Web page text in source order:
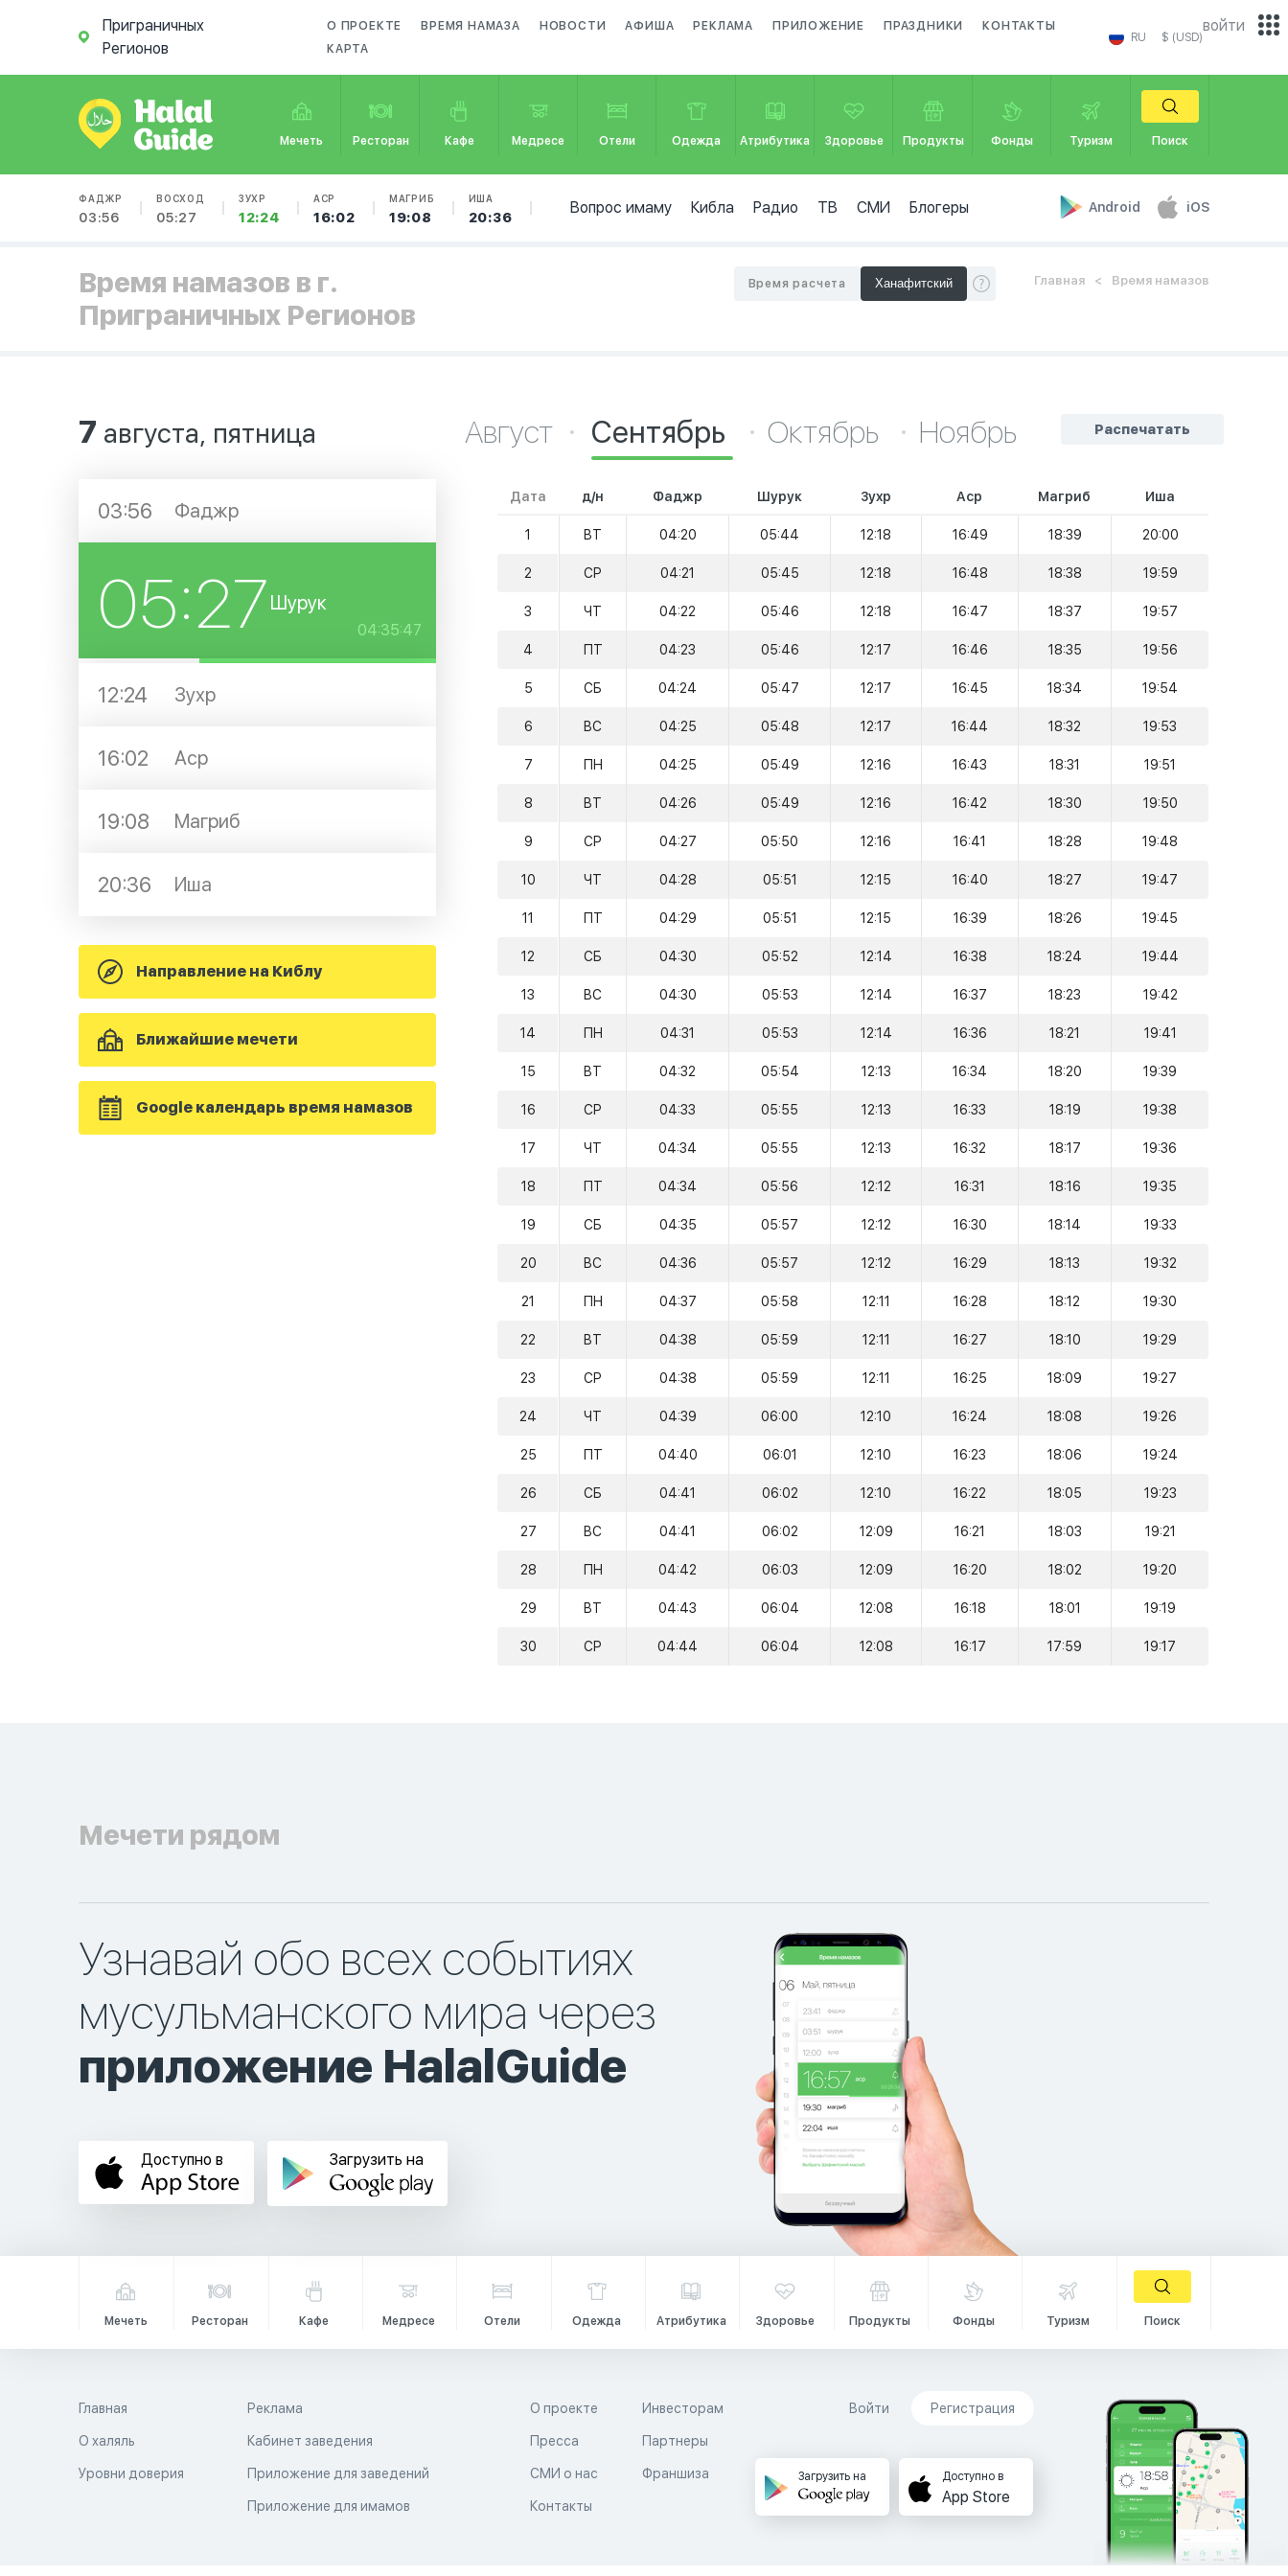
Приграничных
Регионов
О ПРОЕКТЕ ВРЕМЯ НАМАЗА НОВОСТИ АФИША РЕКЛАМА ПРИЛОЖЕНИЕ ПРАЗДНИКИ
КОНТАКТЫ
КАРТА
RU $ (USD)
Мечеть Ресторан Кафе Медресе Отели Одежда Атрибутика Здоровье Продукты Фонды Туризм Поиск
ФАДЖР
03:56
ВОСХОД
05:27
ЗУХР
12:24
АСР
16:02
МАГРИБ
19:08
ИША
20:36
Вопрос имаму Кибла Радио ТВ СМИ Блогеры Android iOS
войти
Время намазов в г.
Приграничных Регионов
Главная Время намазов
Время расчета
7 августа, пятница
03:56 Фаджр
05:27 Шурук
04:35:47
12:24 Зухр
16:02 Аср
19:08 Магриб
20:36 Иша
Направление на Киблу
Ближайшие мечети
Google календарь время намазов
Распечатать
Август Сентябрь Октябрь Ноябрь
Дата д/н Фаджр Шурук Зухр Аср Магриб Иша
1 ВТ 04:20 05:44 12:18 16:49 18:39 20:00
2 СР 04:21 05:45 12:18 16:48 18:38 19:59
3 ЧТ 04:22 05:46 12:18 16:47 18:37 19:57
4 ПТ 04:23 05:46 12:17 16:46 18:35 19:56
5 СБ 04:24 05:47 12:17 16:45 18:34 19:54
6 ВС 04:25 05:48 12:17 16:44 18:32 19:53
7 ПН 04:25 05:49 12:16 16:43 18:31 19:51
8 ВТ 04:26 05:49 12:16 16:42 18:30 19:50
9 СР 04:27 05:50 12:16 16:41 18:28 19:48
10 ЧТ 04:28 05:51 12:15 16:40 18:27 19:47
11 ПТ 04:29 05:51 12:15 16:39 18:26 19:45
12 СБ 04:30 05:52 12:14 16:38 18:24 19:44
13 ВС 04:30 05:53 12:14 16:37 18:23 19:42
14 ПН 04:31 05:53 12:14 16:36 18:21 19:41
15 ВТ 04:32 05:54 12:13 16:34 18:20 19:39
16 СР 04:33 05:55 12:13 16:33 18:19 19:38
17 ЧТ 04:34 05:55 12:13 16:32 18:17 19:36
18 ПТ 04:34 05:56 12:12 16:31 18:16 19:35
19 СБ 04:35 05:57 12:12 16:30 18:14 19:33
20 ВС 04:36 05:57 12:12 16:29 18:13 19:32
21 ПН 04:37 05:58 12:11 16:28 18:12 19:30
22 ВТ 04:38 05:59 12:11 16:27 18:10 19:29
23 СР 04:38 05:59 12:11 16:25 18:09 19:27
24 ЧТ 04:39 06:00 12:10 16:24 18:08 19:26
25 ПТ 04:40 06:01 12:10 16:23 18:06 19:24
26 СБ 04:41 06:02 12:10 16:22 18:05 19:23
27 ВС 04:41 06:02 12:09 16:21 18:03 19:21
28 ПН 04:42 06:03 12:09 16:20 18:02 19:20
29 ВТ 04:43 06:04 12:08 16:18 18:01 19:19
30 СР 04:44 06:04 12:08 16:17 17:59 19:17
Мечети рядом
Узнавай обо всех событиях
мусульманского мира через
приложение HalalGuide
Доступно в Загрузить на
Мечеть Ресторан Кафе Медресе Отели Одежда Атрибутика Здоровье Продукты Фонды Туризм Поиск
Главная
О халяль
Уровни доверия
Реклама
Кабинет заведения
Приложение для заведений
Приложение для имамов
О проекте
Пресса
СМИ о нас
Контакты
Инвесторам
Партнеры
Франшиза
Войти Регистрация
Загрузить на Доступно в
App Store